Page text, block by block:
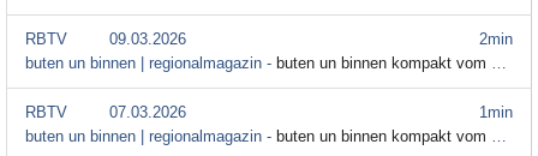
2min
RBTV
09.03.2026
buten un binnen | regionalmagazin - buten un binnen kompakt vom 9. März
1min
RBTV
07.03.2026
buten un binnen | regionalmagazin - buten un binnen kompakt vom 7. März